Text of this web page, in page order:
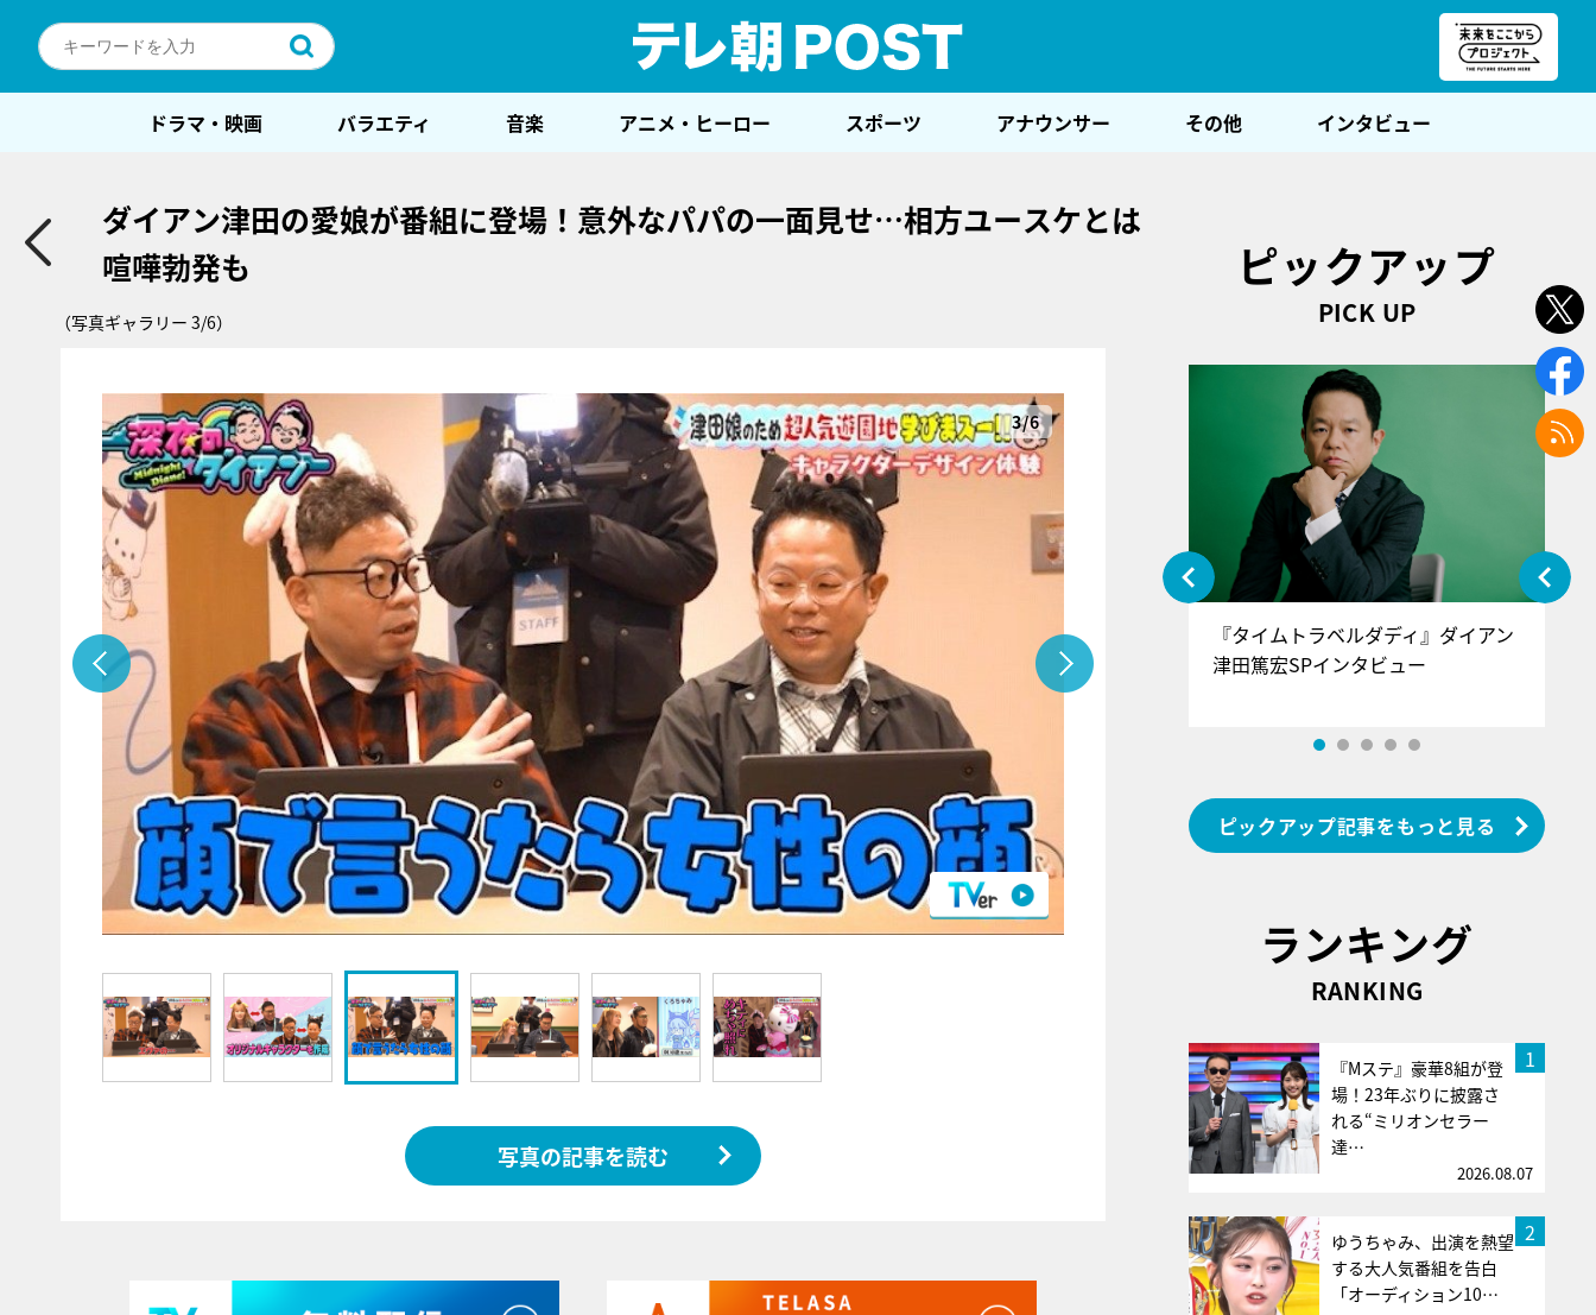
ドラマ・映画 バラエティ 音楽 アニメ・ヒーロー スポーツ アナウンサー その他 インタビュー
ダイアン津田の愛娘が番組に登場！意外なパパの一面見せ…相方ユースケとは
喧嘩勃発も
（写真ギャラリー 3/6）
3/6
写真の記事を読む
ピックアップ
PICK UP
『アイ＝ラブ！げーみんぐ』＝LOV
E齋藤樹愛羅＆佐々木舞香SPインタ
ビュー
『タイムトラベルダディ』ダイアン
津田篤宏SPインタビュー
ピックアップ記事をもっと見る
ランキング
RANKING
1
『Mステ』豪華8組が登
場！23年ぶりに披露さ
れる“ミリオンセラー
達…
2026.08.07
2
ゆうちゃみ、出演を熱望
する大人気番組を告白
「オーディション10…